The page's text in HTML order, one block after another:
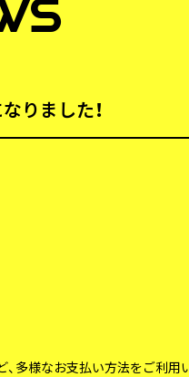
りました！
、多様なお支払い方法をご利用